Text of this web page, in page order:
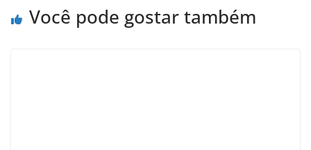
Você pode gostar também